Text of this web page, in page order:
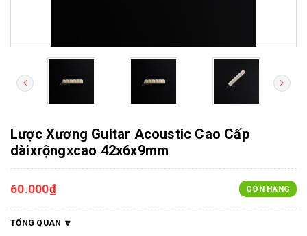
Lược Xương Guitar Acoustic Cao Cấp
dàixrộngxcao 42x6x9mm
60.000₫ CÒN HÀNG
TỔNG QUAN